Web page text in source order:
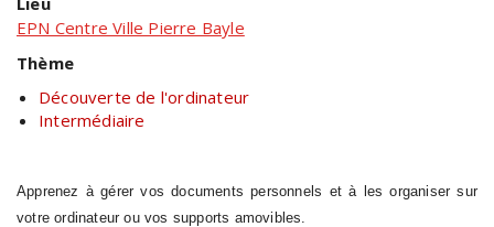
EPN Centre Ville Pierre Bayle
Thème
Découverte de l'ordinateur
Intermédiaire
Apprenez à gérer vos documents personnels et à les organiser sur
votre ordinateur ou vos supports amovibles.